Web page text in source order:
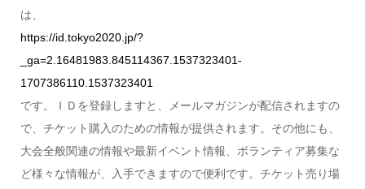
は、
https://id.tokyo2020.jp/?
_ga=2.16481983.845114367.1537323401-
1707386110.1537323401
です。ＩＤを登録しますと、メールマガジンが配信されますの
で、チケット購入のための情報が提供されます。その他にも、
大会全般関連の情報や最新イベント情報、ボランティア募集な
ど様々な情報が、入手できますので便利です。チケット売り場